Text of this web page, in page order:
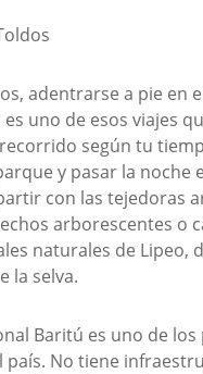
adentrarse a pie en
uno de esos viajes
según tu
y pasar la noche
con las tejedoras
arborescentes o
naturales de Lipeo,
la selva.
Baritú es uno de
país. No tiene